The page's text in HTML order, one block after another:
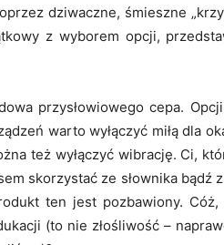
dziwaczne, śmieszne
z wyborem opcji,
przysłowiowego cepa.
warto wyłączyć miłą dla
też wyłączyć wibrację. Ci,
skorzystać ze słownika
ten jest pozbawiony.
(to nie złośliwość –